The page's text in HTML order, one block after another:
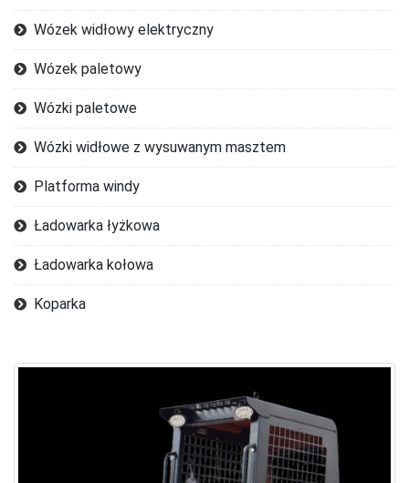
Wózek widłowy elektryczny
Wózek paletowy
Wózki paletowe
Wózki widłowe z wysuwanym masztem
Platforma windy
Ładowarka łyżkowa
Ładowarka kołowa
Koparka